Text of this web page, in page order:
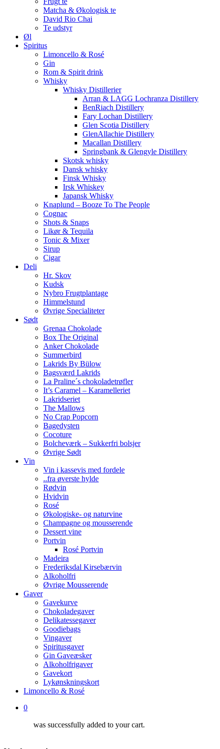
Matcha & Økologisk te
David Rio Chai
Te udstyr
Øl
Spiritus
Limoncello & Rosé
Gin
Rom & Spirit drink
Whisky
Whisky Distillerier
Arran & LAGG Lochranza Distillery
BenRiach Distillery
Fary Lochan Distillery
Glen Scotia Distillery
GlenAllachie Distillery
Macallan Distillery
Springbank & Glengyle Distillery
Skotsk whisky
Dansk whisky
Finsk Whisky
Irsk Whiskey
Japansk Whisky
Knaplund – Booze To The People
Cognac
Shots & Snaps
Likør & Tequila
Tonic & Mixer
Sirup
Cigar
Deli
Hr. Skov
Kudsk
Nybro Frugtplantage
Himmelstund
Øvrige Specialiteter
Sødt
Grenaa Chokolade
Box The Original
Anker Chokolade
Summerbird
Lakrids By Bülow
Bagsværd Lakrids
La Praline´s chokoladetrøfler
It’s Caramel – Karamelleriet
Lakridseriet
The Mallows
No Crap Popcorn
Bagedysten
Cocoture
Bolcheværk – Sukkerfri bolsjer
Øvrige Sødt
Vin
Vin i kassevis med fordele
..fra øverste hylde
Rødvin
Hvidvin
Rosé
Økologiske- og naturvine
Champagne og mousserende
Dessert vine
Portvin
Rosé Portvin
Madeira
Frederiksdal Kirsebærvin
Alkoholfri
Øvrige Mousserende
Gaver
Gavekurve
Chokoladegaver
Delikatessegaver
Goodiebags
Vingaver
Spiritusgaver
Gin Gaveæsker
Alkoholfrigaver
Gavekort
Lykønskningskort
Limoncello & Rosé
0
was successfully added to your cart.